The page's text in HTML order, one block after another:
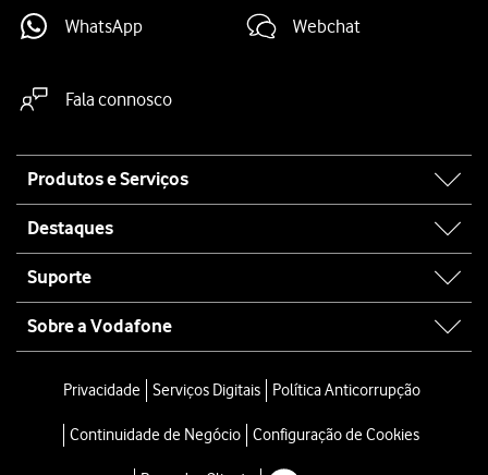
WhatsApp Webchat
Fala connosco
map
Produtos e Serviços
Destaques
Suporte
Sobre a Vodafone
Privacidade Serviços Digitais Política Anticorrupção
Continuidade de Negócio Configuração de Cookies